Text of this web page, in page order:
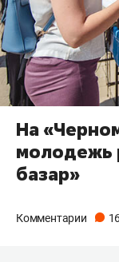
На
молодежь
базар»
Комментарии